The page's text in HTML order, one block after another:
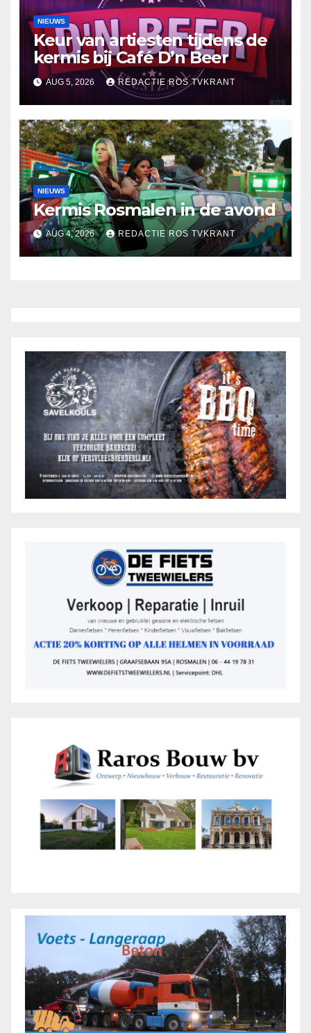
NIEUWS
Keur van artiesten tijdens de
kermis bij Café D’n Beer
AUG 5, 2026 REDACTIE ROS TVKRANT
NIEUWS
Kermis Rosmalen in de avond
AUG 4, 2026 REDACTIE ROS TVKRANT